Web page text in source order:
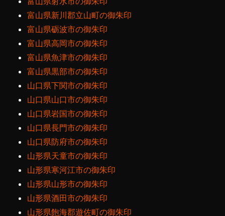
富山県新川郡立山町の御朱印
富山県砺波市の御朱印
富山県高岡市の御朱印
富山県魚津市の御朱印
富山県黒部市の御朱印
山口県下関市の御朱印
山口県山口市の御朱印
山口県岩国市の御朱印
山口県長門市の御朱印
山口県防府市の御朱印
山形県天童市の御朱印
山形県寒河江市の御朱印
山形県山形市の御朱印
山形県酒田市の御朱印
山形県飽海郡遊佐町の御朱印